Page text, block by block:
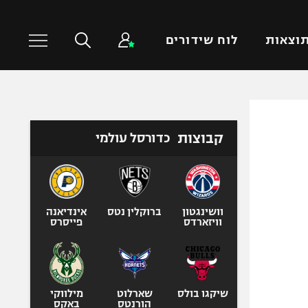
תוצאות לוח שידורים
טניס
כדורעף
אגרוף
ספורט אולימפי
קבוצות כדורסל עולמי
וושינגטון
וויזארדס
ברוקלין נטס
אינדיאנה
פייסרס
שיקגו בולס
שארלוט
הורנטס
מילווקי
באקס